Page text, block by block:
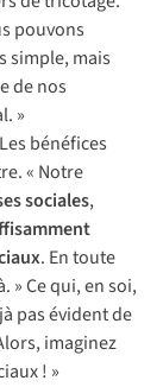
pouvons
simple, mais
de nos
»
bénéfices
« Notre
sociales,
. En toute
» Ce qui, en soi,
pas évident de
imaginez
! »